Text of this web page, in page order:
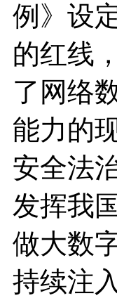
例》设
的红线
了网络
能力的
安全法
发挥我
做大数
持续注